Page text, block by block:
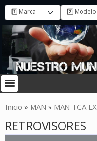
Inicio » MAN » MAN TGA LX
RETROVISORES